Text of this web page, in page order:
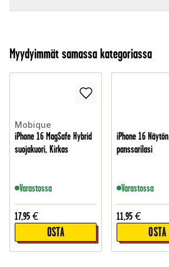
Myydyimmät samassa kategoriassa
Mobique
iPhone 16 MagSafe Hybrid
suojakuori, Kirkas
Varastossa
17,95 €
OSTA
iPhone 16 Näytön
panssarilasi
Varastossa
11,95 €
OSTA